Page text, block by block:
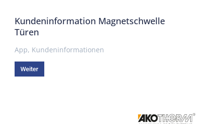
Kundeninformation Magnetschwelle
Türen
App, Kundeninformationen
Weiter